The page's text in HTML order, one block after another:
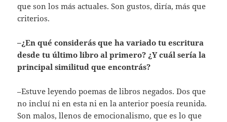
que son los más actuales. Son gustos, diría, más que
criterios.
–¿En qué considerás que ha variado tu escritura
desde tu último libro al primero? ¿Y cuál sería la
principal similitud que encontrás?
–Estuve leyendo poemas de libros negados. Dos que
no incluí ni en esta ni en la anterior poesía reunida.
Son malos, llenos de emocionalismo, que es lo que